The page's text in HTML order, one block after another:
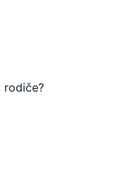
rodiče?